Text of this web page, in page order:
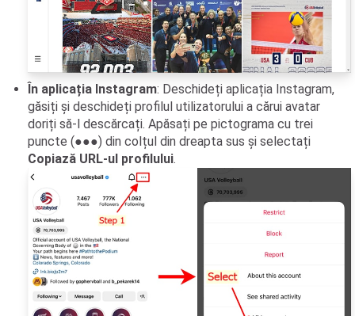
În aplicația Instagram: Deschideți aplicația Instagram,
găsiți și deschideți profilul utilizatorului a cărui avatar
doriți să-l descărcați. Apăsați pe pictograma cu trei
puncte (●●●) din colțul din dreapta sus și selectați
Copiază URL-ul profilului.